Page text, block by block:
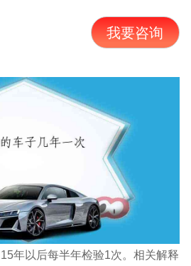
我要咨询
年以后每半年检验1次。相关解释